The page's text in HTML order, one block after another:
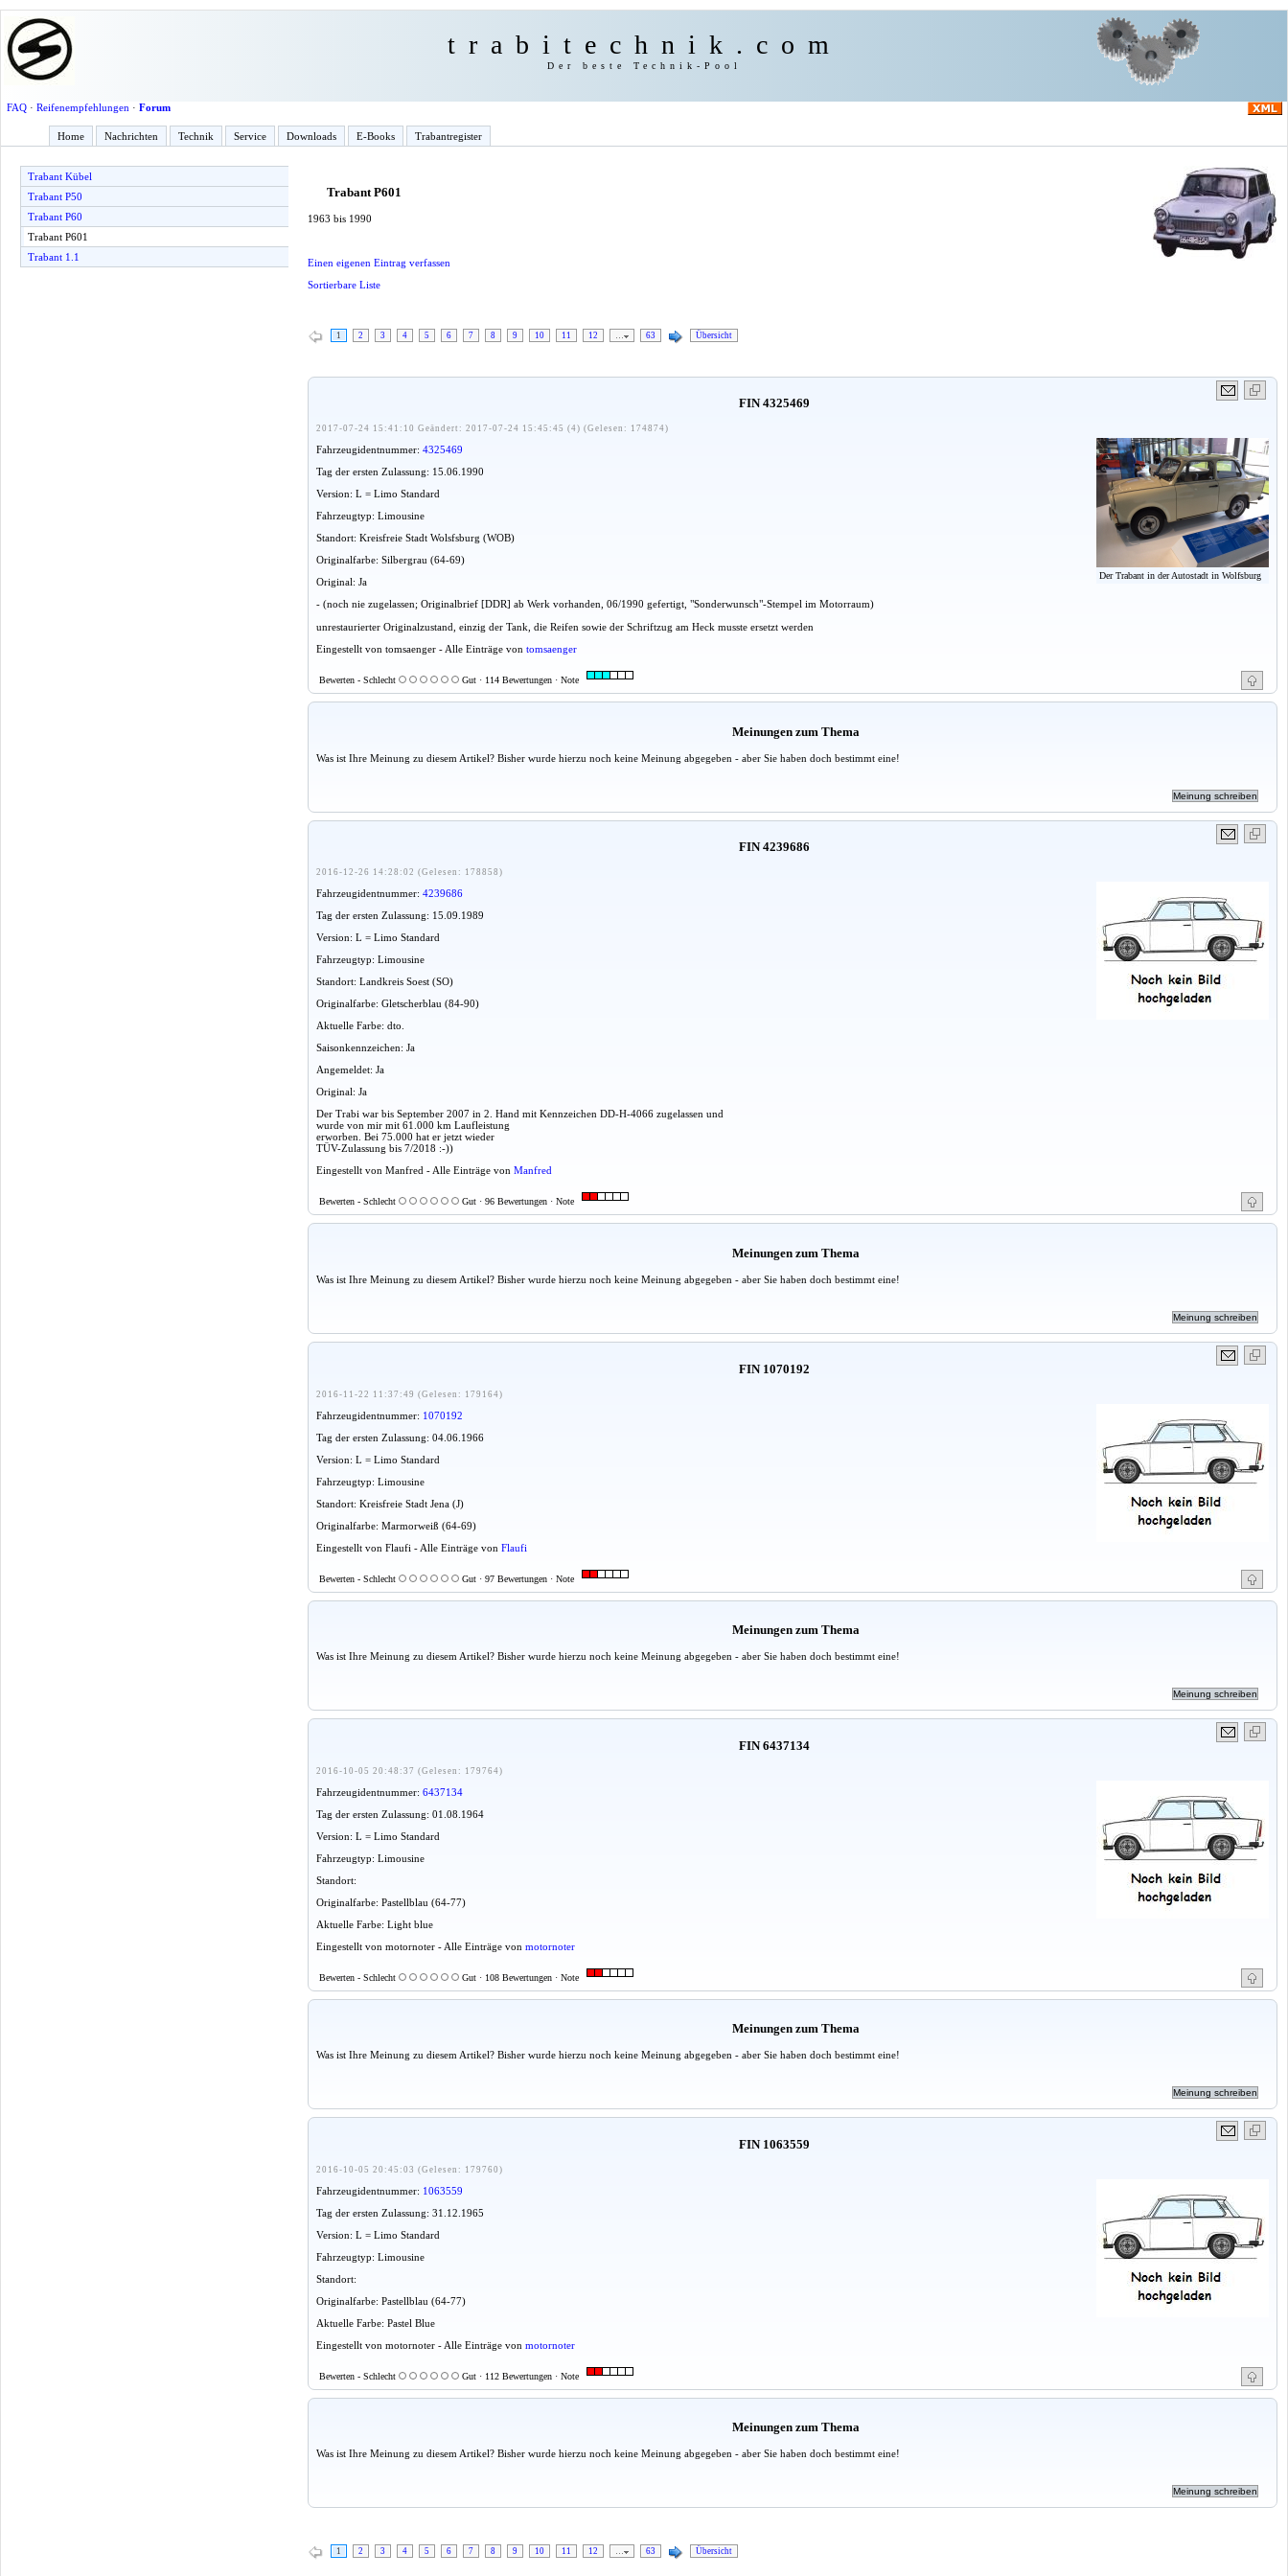
trabitechnik.com
Der beste Technik-Pool
FAQ· Reifenempfehlungen · Forum
Home Nachrichten Technik Service Downloads E-Books Trabantregister
Trabant Kübel
Trabant P50
Trabant P60
Trabant P601
Trabant 1.1
Trabant P601
1963 bis 1990
Einen eigenen Eintrag verfassen
Sortierbare Liste
1 2 3 4 5 6 7 8 9 10 11 12 63 Übersicht
FIN 4325469
2017-07-24 15:41:10 Geändert: 2017-07-24 15:45:45 (4) (Gelesen: 174874)
Der Trabant in der Autostadt in Wolfsburg
Fahrzeugidentnummer: 4325469
Tag der ersten Zulassung: 15.06.1990
Version: L = Limo Standard
Fahrzeugtyp: Limousine
Standort: Kreisfreie Stadt Wolsfsburg (WOB)
Originalfarbe: Silbergrau (64-69)
Original: Ja
- (noch nie zugelassen; Originalbrief [DDR] ab Werk vorhanden, 06/1990 gefertigt, "Sonderwunsch"-Stempel im Motorraum)
unrestaurierter Originalzustand, einzig der Tank, die Reifen sowie der Schriftzug am Heck musste ersetzt werden
Eingestellt von tomsaenger - Alle Einträge von tomsaenger
Bewerten - Schlecht Gut · 114 Bewertungen · Note
Meinungen zum Thema
Was ist Ihre Meinung zu diesem Artikel? Bisher wurde hierzu noch keine Meinung abgegeben - aber Sie haben doch bestimmt eine!
FIN 4239686
2016-12-26 14:28:02 (Gelesen: 178858)
Fahrzeugidentnummer: 4239686
Tag der ersten Zulassung: 15.09.1989
Version: L = Limo Standard
Fahrzeugtyp: Limousine
Standort: Landkreis Soest (SO)
Originalfarbe: Gletscherblau (84-90)
Aktuelle Farbe: dto.
Saisonkennzeichen: Ja
Angemeldet: Ja
Original: Ja
Der Trabi war bis September 2007 in 2. Hand mit Kennzeichen DD-H-4066 zugelassen und
wurde von mir mit 61.000 km Laufleistung
erworben. Bei 75.000 hat er jetzt wieder
TÜV-Zulassung bis 7/2018 :-))
Eingestellt von Manfred - Alle Einträge von Manfred
Bewerten - Schlecht Gut · 96 Bewertungen · Note
Meinungen zum Thema
Was ist Ihre Meinung zu diesem Artikel? Bisher wurde hierzu noch keine Meinung abgegeben - aber Sie haben doch bestimmt eine!
FIN 1070192
2016-11-22 11:37:49 (Gelesen: 179164)
Fahrzeugidentnummer: 1070192
Tag der ersten Zulassung: 04.06.1966
Version: L = Limo Standard
Fahrzeugtyp: Limousine
Standort: Kreisfreie Stadt Jena (J)
Originalfarbe: Marmorweiß (64-69)
Eingestellt von Flaufi - Alle Einträge von Flaufi
Bewerten - Schlecht Gut · 97 Bewertungen · Note
Meinungen zum Thema
Was ist Ihre Meinung zu diesem Artikel? Bisher wurde hierzu noch keine Meinung abgegeben - aber Sie haben doch bestimmt eine!
FIN 6437134
2016-10-05 20:48:37 (Gelesen: 179764)
Fahrzeugidentnummer: 6437134
Tag der ersten Zulassung: 01.08.1964
Version: L = Limo Standard
Fahrzeugtyp: Limousine
Standort:
Originalfarbe: Pastellblau (64-77)
Aktuelle Farbe: Light blue
Eingestellt von motornoter - Alle Einträge von motornoter
Bewerten - Schlecht Gut · 108 Bewertungen · Note
Meinungen zum Thema
Was ist Ihre Meinung zu diesem Artikel? Bisher wurde hierzu noch keine Meinung abgegeben - aber Sie haben doch bestimmt eine!
FIN 1063559
2016-10-05 20:45:03 (Gelesen: 179760)
Fahrzeugidentnummer: 1063559
Tag der ersten Zulassung: 31.12.1965
Version: L = Limo Standard
Fahrzeugtyp: Limousine
Standort:
Originalfarbe: Pastellblau (64-77)
Aktuelle Farbe: Pastel Blue
Eingestellt von motornoter - Alle Einträge von motornoter
Bewerten - Schlecht Gut · 112 Bewertungen · Note
Meinungen zum Thema
Was ist Ihre Meinung zu diesem Artikel? Bisher wurde hierzu noch keine Meinung abgegeben - aber Sie haben doch bestimmt eine!
1 2 3 4 5 6 7 8 9 10 11 12 63 Übersicht